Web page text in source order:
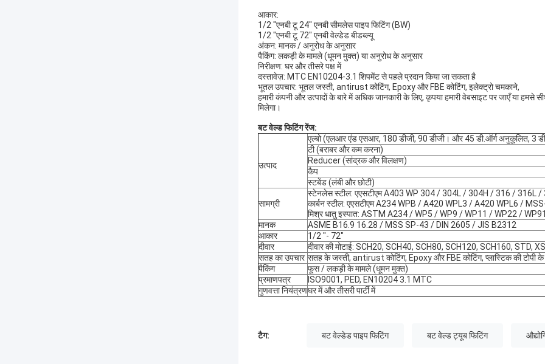
आकार:
1/2 "एनबी टू 24" एनबी सीमलेस पाइप फिटिंग (BW)
1/2 "एनबी टू 72" एनबी वेल्डेड बीडब्ल्यू
अंकन: मानक / अनुरोध के अनुसार
पैकिंग: लकड़ी के मामले (धूमन मुक्त) या अनुरोध के अनुसार
निरीक्षण: घर और तीसरे पक्ष में
दस्तावेज़: MTC EN10204-3.1 शिपमेंट से पहले प्रदान किया जा सकता है
भूतल उपचार: भूतल जस्ती, antirust कोटिंग, Epoxy और FBE कोटिंग, इलेक्ट्रो चमकाने,
हमारी कंपनी और उत्पादों के बारे में अधिक जानकारी के लिए, कृपया हमारी वेबसाइट पर जाएँ या
मिलेगा।
बट वेल्ड फिटिंग रेंज:
उत्पाद
एल्बो (एलआर एंड एसआर, 180 डीजी, 90 डीजी। और 45 डी.ऑर्ग अनुकूलित, 3
टी (बराबर और कम करना)
Reducer (सांद्रक और विलक्षण)
कैप
स्टबेंड (लंबी और छोटी)
सामग्री
स्टेनलेस स्टील: एएसटीएम A403 WP 304 / 304L / 304H / 316 /
कार्बन स्टील: एएसटीएम A234 WPB / A420 WPL3 / A420 WPL6 /
मिश्र धातु इस्पात: ASTM A234 / WP5 / WP9 / WP11 / WP22 / WP91
मानक
ASME B16.9 16.28 / MSS SP-43 / DIN 2605 / JIS B2312
आकार
1/2 "- 72"
दीवार
दीवार की मोटाई: SCH20, SCH40, SCH80, SCH120, SCH160, STD,
सतह का उपचार सतह के जस्ती, antirust कोटिंग, Epoxy और FBE कोटिंग, प्लास्टिक की टोपी के
पैकिंग
फूस / लकड़ी के मामले (धूमन मुक्त)
प्रमाणपत्र
ISO9001, PED, EN10204 3.1 MTC
गुणवत्ता नियंत्रणघर में और तीसरी पार्टी में
टैग: बट वेल्डेड पाइप फिटिंग बट वेल्ड ट्यूब फिटिंग